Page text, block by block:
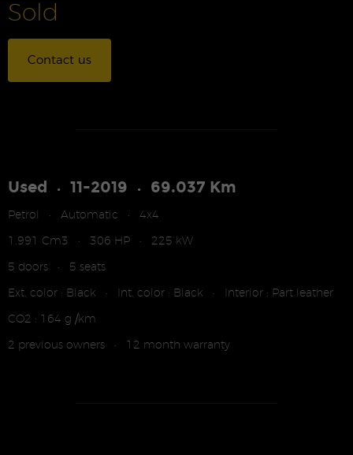
Used • 11-2019 • 69.037 Km
Petrol • Automatic • 4x4
1.991 Cm3 • 306 HP • 225 kW
5 doors • 5 seats
Ext. color : Black • Int. color : Black • Interior : Part leather
CO2 : 164 g /km
2 previous owners • 12 month warranty
Sold
Contact us